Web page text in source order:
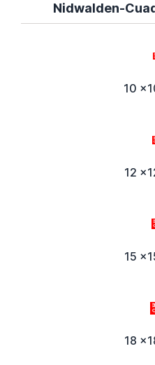
Nidwalden-
10
12
15
18